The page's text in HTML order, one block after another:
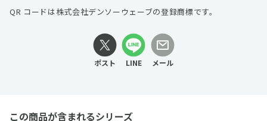
QR コードは株式会社デンソーウェーブの登録商標です。
ポスト LINE メール
この商品が含まれるシリーズ